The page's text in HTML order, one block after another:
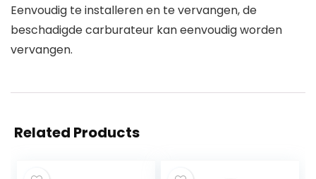
Eenvoudig te installeren en te vervangen, de
beschadigde carburateur kan eenvoudig worden
vervangen.
Related Products